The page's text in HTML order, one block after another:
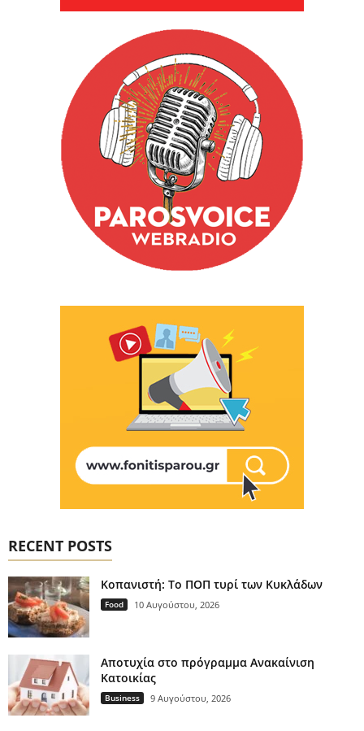
RECENT POSTS
Κοπανιστή: Το ΠΟΠ τυρί των Κυκλάδων
Food 10 Αυγούστου, 2026
Αποτυχία στο πρόγραμμα Ανακαίνιση
Κατοικίας
Business 9 Αυγούστου, 2026